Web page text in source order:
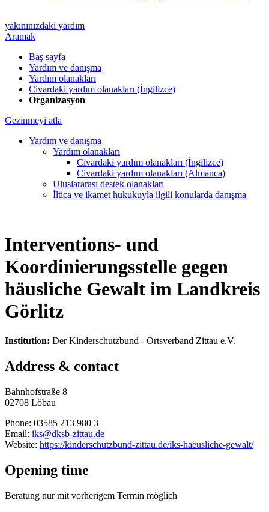
yakınınızdaki yardım
Aramak
Baş sayfa
Yardım ve danışma
Yardım olanakları
Civardaki yardım olanakları (İngilizce)
Organizasyon
Gezinmeyi atla
Yardım ve danışma
Yardım olanakları
Civardaki yardım olanakları (İngilizce)
Civardaki yardım olanakları (Almanca)
Uluslararası destek olanakları
İltica ve ikamet hukukuyla ilgili konularda danışma
Interventions- und
Koordinierungsstelle gegen
häusliche Gewalt im Landkreis
Görlitz
Institution: Der Kinderschutzbund - Ortsverband Zittau e.V.
Address & contact
Bahnhofstraße 8
02708 Löbau
Phone: 03585 213 980 3
Email: iks@dksb-zittau.de
Website: https://kinderschutzbund-zittau.de/iks-haeusliche-gewalt/
Opening time
Beratung nur mit vorherigem Termin möglich